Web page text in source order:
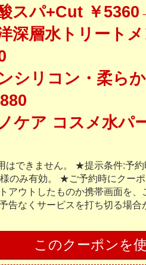
スパ+Cut ￥
深層水トリート
シリコン・柔ら
ケア コスメ水パ
はできません。 ★提示条件:予
のみ有効。 ★ご予約時にクー
アウトしたものか携帯画面を、
告なくサービスを打ち切る場合
このクーポンを